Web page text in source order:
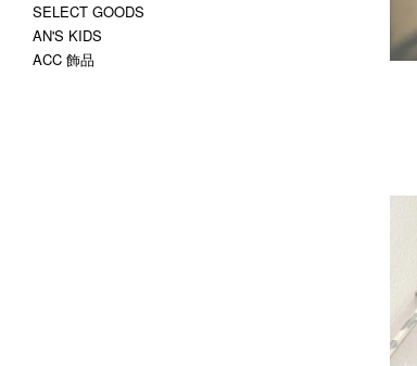
SELECT GOODS
AN'S KIDS
ACC 飾品